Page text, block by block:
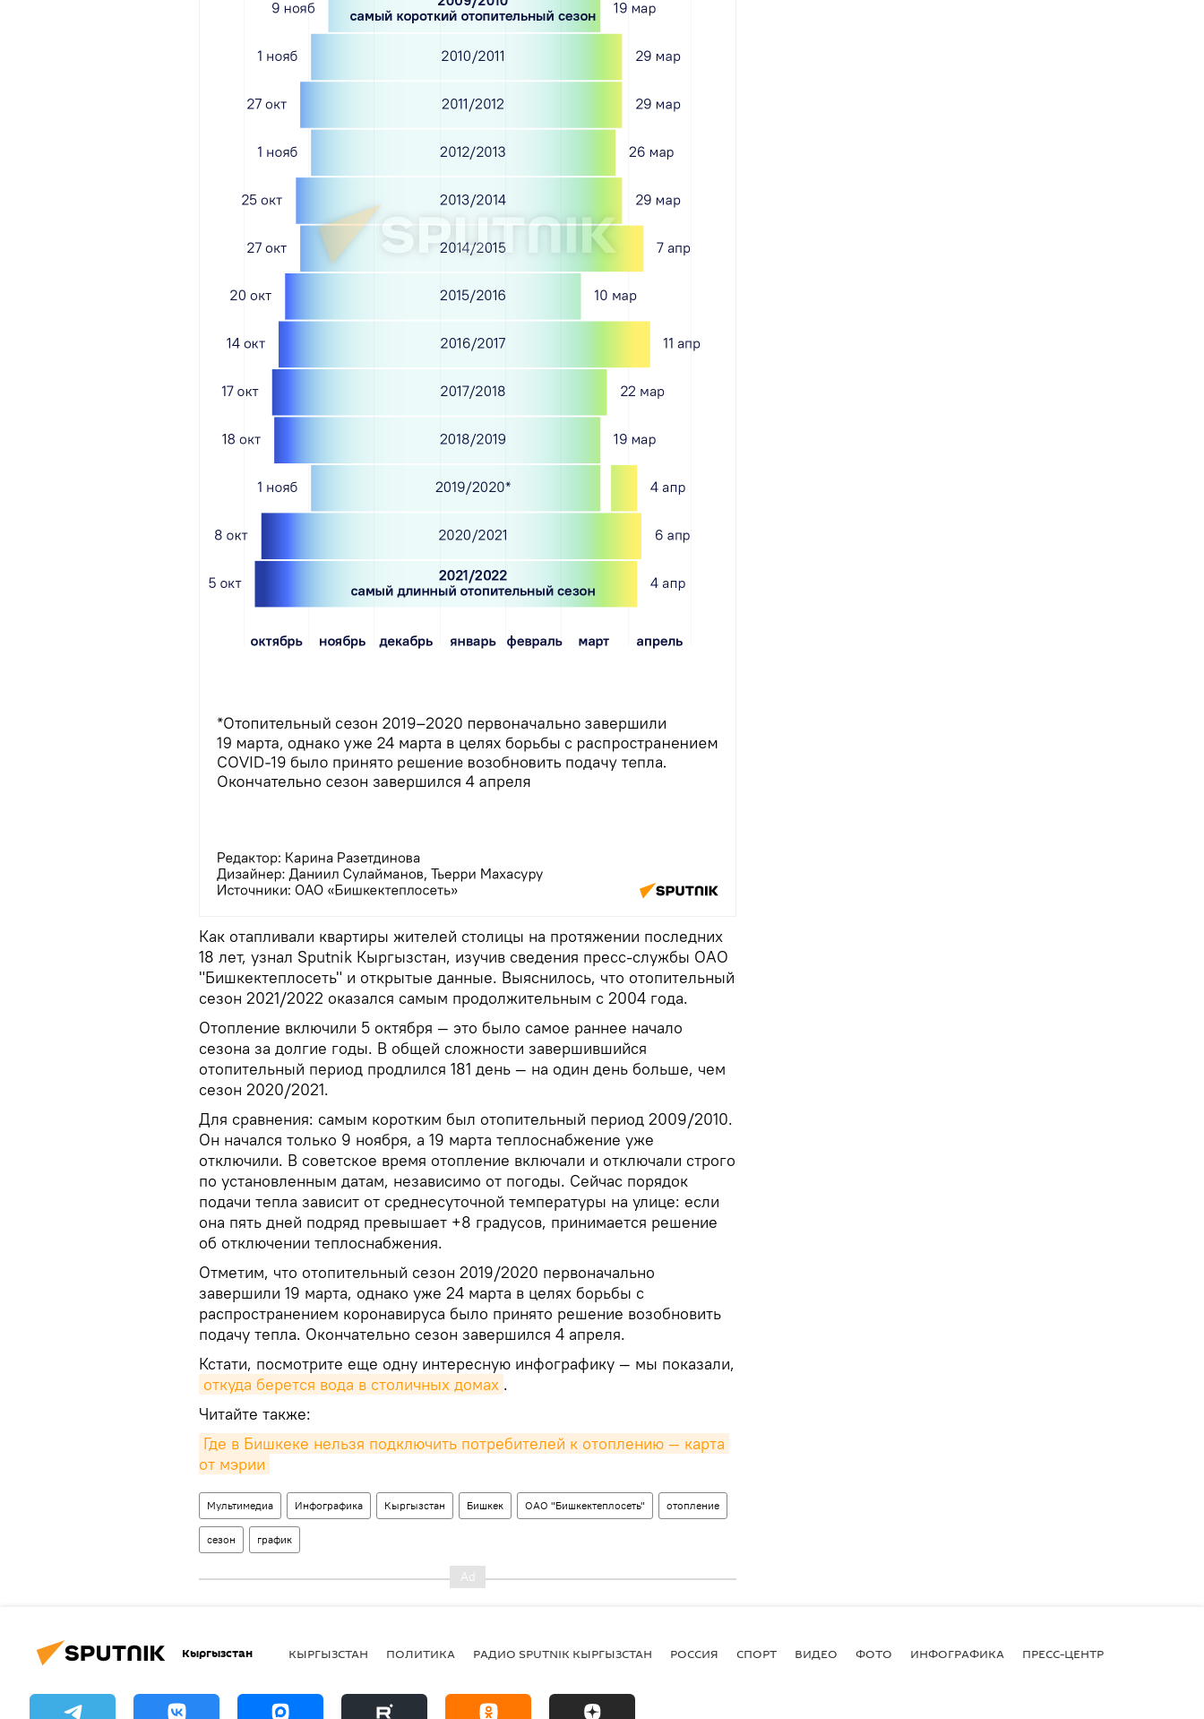
Как отапливали квартиры жителей столицы на протяжении последних
18 лет, узнал Sputnik Кыргызстан, изучив сведения пресс-службы ОАО
"Бишкектеплосеть" и открытые данные. Выяснилось, что отопительный
сезон 2021/2022 оказался самым продолжительным с 2004 года.
Отопление включили 5 октября — это было самое раннее начало
сезона за долгие годы. В общей сложности завершившийся
отопительный период продлился 181 день — на один день больше, чем
сезон 2020/2021.
Для сравнения: самым коротким был отопительный период 2009/2010.
Он начался только 9 ноября, а 19 марта теплоснабжение уже
отключили. В советское время отопление включали и отключали строго
по установленным датам, независимо от погоды. Сейчас порядок
подачи тепла зависит от среднесуточной температуры на улице: если
она пять дней подряд превышает +8 градусов, принимается решение
об отключении теплоснабжения.
Отметим, что отопительный сезон 2019/2020 первоначально
завершили 19 марта, однако уже 24 марта в целях борьбы с
распространением коронавируса было принято решение возобновить
подачу тепла. Окончательно сезон завершился 4 апреля.
Кстати, посмотрите еще одну интересную инфографику — мы показали,
откуда берется вода в столичных домах .
Читайте также:
Где в Бишкеке нельзя подключить потребителей к отоплению — карта
от мэрии
Мультимедиа Инфографика Кыргызстан Бишкек ОАО "Бишкектеплосеть" отопление
сезон график
Кыргызстан КЫРГЫЗСТАН ПОЛИТИКА РАДИО SPUTNIK КЫРГЫЗСТАН РОССИЯ СПОРТ ВИДЕО ФОТО ИНФОГРАФИКА ПРЕСС-ЦЕНТР